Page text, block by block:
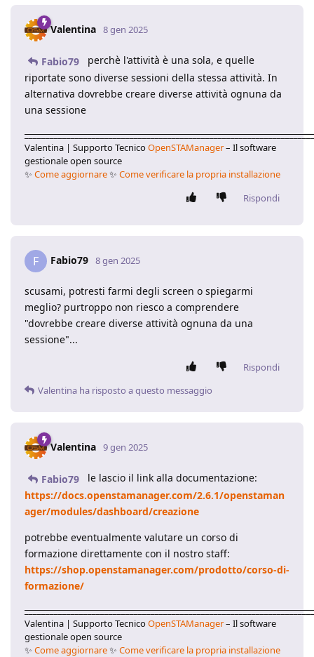
Valentina 8 gen 2025
Fabio79
perchè l'attività è una sola, e quelle
riportate sono diverse sessioni della stessa attività. In
alternativa dovrebbe creare diverse attività ognuna da
una sessione
Valentina | Supporto TecnicoOpenSTAManager– Il software
gestionale open source
✨ Come aggiornare✨ Come verificare la propria installazione
Rispondi
F Fabio79 8 gen 2025
scusami, potresti farmi degli screen o spiegarmi
meglio? purtroppo non riesco a comprendere
"dovrebbe creare diverse attività ognuna da una
sessione"...
Rispondi
Valentina ha risposto a questo messaggio
Valentina 9 gen 2025
Fabio79
le lascio il link alla documentazione:
https://docs.openstamanager.com/2.6.1/openstaman
ager/modules/dashboard/creazione
potrebbe eventualmente valutare un corso di
formazione direttamente con il nostro staff:
https://shop.openstamanager.com/prodotto/corso-di-
formazione/
Valentina | Supporto TecnicoOpenSTAManager– Il software
gestionale open source
✨ Come aggiornare✨ Come verificare la propria installazione